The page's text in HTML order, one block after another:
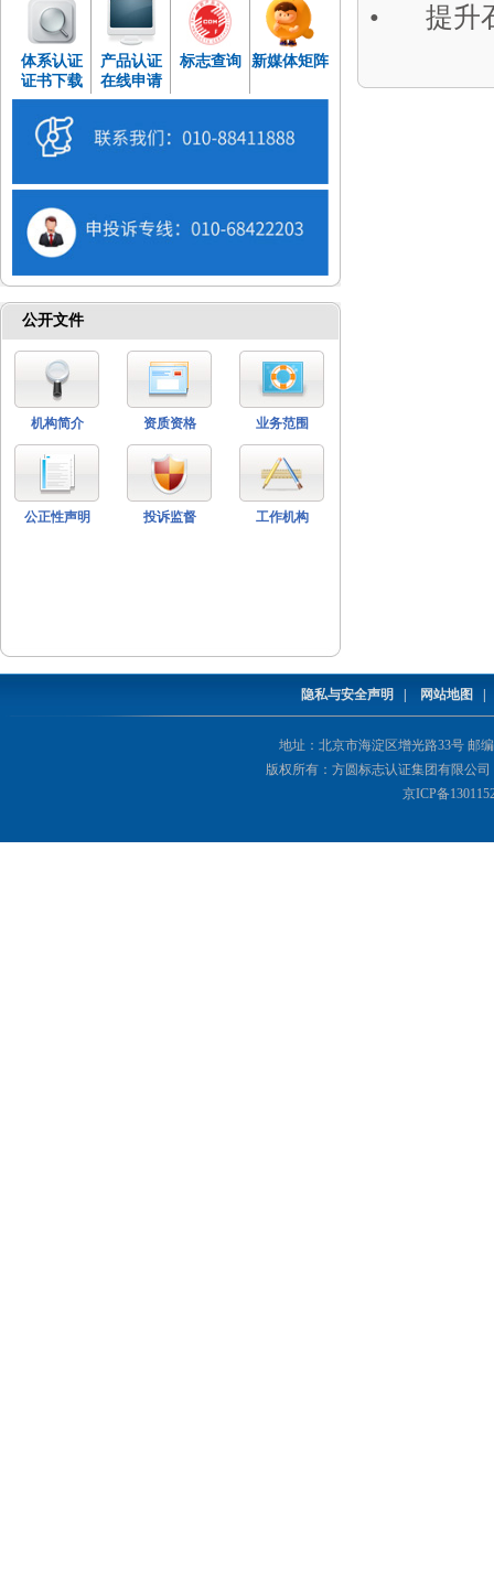
体系认证
证书下载
产品认证
在线申请
标志查询 新媒体矩阵
公开文件
机构简介 资质资格 业务范围
公正性声明 投诉监督 工作机构
• 提升石
隐私与安全声明 | 网站地图
地址：北京市海淀区增光路33号 邮编
版权所有：方圆标志认证集团有限公司
京ICP备